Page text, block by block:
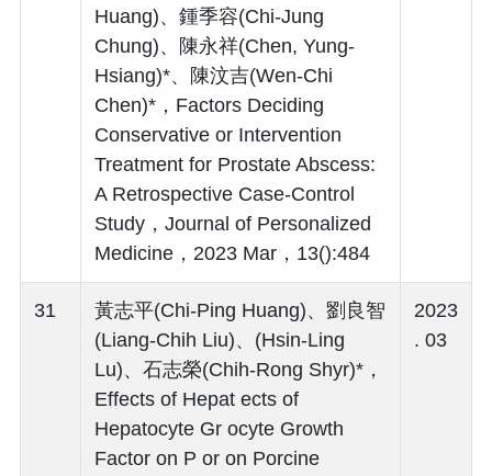
Huang)、鍾季容(Chi-Jung
Chung)、陳永祥(Chen, Yung-
Hsiang)*、陳汶吉(Wen-Chi
Chen)*，Factors Deciding
Conservative or Intervention
Treatment for Prostate Abscess:
A Retrospective Case-Control
Study，Journal of Personalized
Medicine，2023 Mar，13():484
31
黃志平(Chi-Ping Huang)、劉良智
(Liang-Chih Liu)、(Hsin-Ling
Lu)、石志榮(Chih-Rong Shyr)*，
Effects of Hepat ects of
Hepatocyte Gr ocyte Growth
Factor on P or on Porcine
2023
. 03